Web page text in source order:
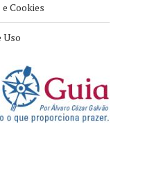
Cookies
Uso